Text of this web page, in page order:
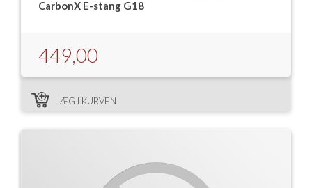
CarbonX E-stang G18
449,00
LÆG I KURVEN